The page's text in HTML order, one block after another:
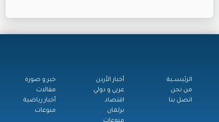
الرئيســية
من نحن
اتصل بنا
أخبار الأردن
عربي و دولي
اقتصاد
برلمان
خبر و صورة
مقالات
أخبار رياضية
منوعات